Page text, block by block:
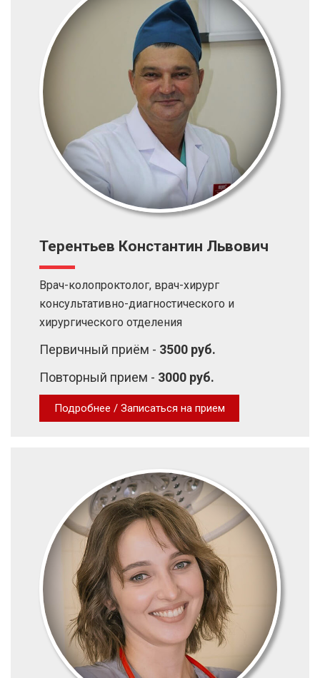
Терентьев Константин Львович
Врач-колопроктолог, врач-хирург
консультативно-диагностического и
хирургического отделения
Первичный приём - 3500 руб.
Повторный прием - 3000 руб.
Подробнее / Записаться на прием